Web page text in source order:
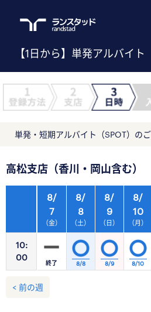
【1日から】単発アルバイト
単発・短期アルバイト（SPOT）の
高松支店（香川・岡山含む）
10:
00
8/
7
（金）
8/
8
（土）
8/
9
（日）
8/
10
（月）
終了 8/8 8/9 8/10
< 前の週